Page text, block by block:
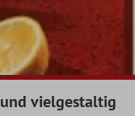
vielgestaltig